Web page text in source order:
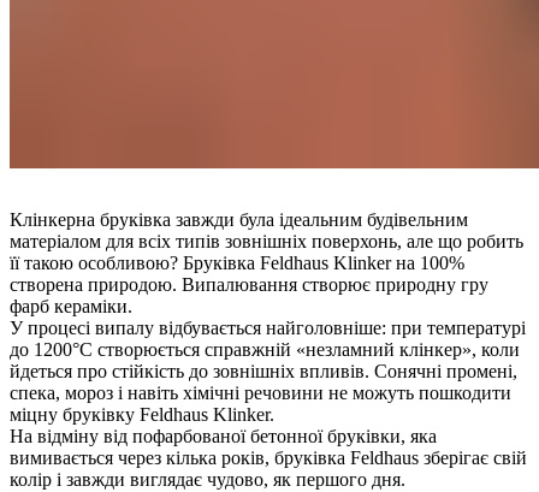
Клінкерна бруківка завжди була ідеальним будівельним
матеріалом для всіх типів зовнішніх поверхонь, але що робить
її такою особливою? Бруківка Feldhaus Klinker на 100%
створена природою. Випалювання створює природну гру
фарб кераміки.
У процесі випалу відбувається найголовніше: при температурі
до 1200°C створюється справжній «незламний клінкер», коли
йдеться про стійкість до зовнішніх впливів. Сонячні промені,
спека, мороз і навіть хімічні речовини не можуть пошкодити
міцну бруківку Feldhaus Klinker.
На відміну від пофарбованої бетонної бруківки, яка
вимивається через кілька років, бруківка Feldhaus зберігає свій
колір і завжди виглядає чудово, як першого дня.